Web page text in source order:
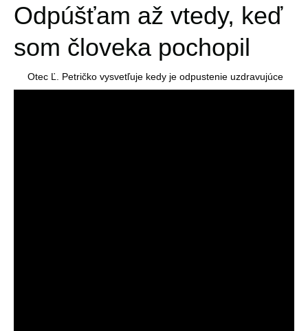
Odpúšťam až vtedy, keď
som človeka pochopil
Otec Ľ. Petričko vysvetľuje kedy je odpustenie uzdravujúce